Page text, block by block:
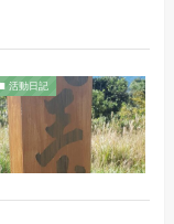
活動日記